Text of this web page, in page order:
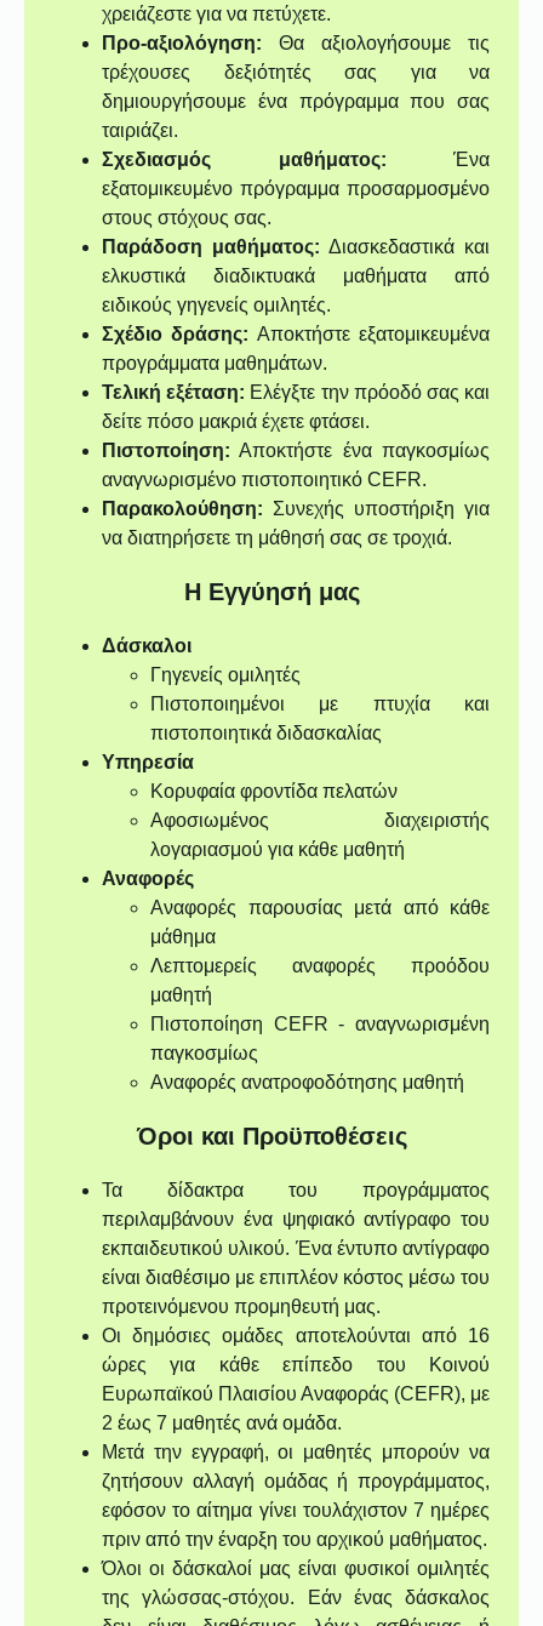
χρειάζεστε για να πετύχετε.
Προ-αξιολόγηση: Θα αξιολογήσουμε τις
τρέχουσες δεξιότητές σας για να
δημιουργήσουμε ένα πρόγραμμα που σας
ταιριάζει.
Σχεδιασμός μαθήματος: Ένα
εξατομικευμένο πρόγραμμα προσαρμοσμένο
στους στόχους σας.
Παράδοση μαθήματος: Διασκεδαστικά και
ελκυστικά διαδικτυακά μαθήματα από
ειδικούς γηγενείς ομιλητές.
Σχέδιο δράσης: Αποκτήστε εξατομικευμένα
προγράμματα μαθημάτων.
Τελική εξέταση: Ελέγξτε την πρόοδό σας και
δείτε πόσο μακριά έχετε φτάσει.
Πιστοποίηση: Αποκτήστε ένα παγκοσμίως
αναγνωρισμένο πιστοποιητικό CEFR.
Παρακολούθηση: Συνεχής υποστήριξη για
να διατηρήσετε τη μάθησή σας σε τροχιά.
Η Εγγύησή μας
Δάσκαλοι
Γηγενείς ομιλητές
Πιστοποιημένοι με πτυχία και
πιστοποιητικά διδασκαλίας
Υπηρεσία
Κορυφαία φροντίδα πελατών
Αφοσιωμένος διαχειριστής
λογαριασμού για κάθε μαθητή
Αναφορές
Αναφορές παρουσίας μετά από κάθε
μάθημα
Λεπτομερείς αναφορές προόδου
μαθητή
Πιστοποίηση CEFR - αναγνωρισμένη
παγκοσμίως
Αναφορές ανατροφοδότησης μαθητή
Όροι και Προϋποθέσεις
Τα δίδακτρα του προγράμματος
περιλαμβάνουν ένα ψηφιακό αντίγραφο του
εκπαιδευτικού υλικού. Ένα έντυπο αντίγραφο
είναι διαθέσιμο με επιπλέον κόστος μέσω του
προτεινόμενου προμηθευτή μας.
Οι δημόσιες ομάδες αποτελούνται από 16
ώρες για κάθε επίπεδο του Κοινού
Ευρωπαϊκού Πλαισίου Αναφοράς (CEFR), με
2 έως 7 μαθητές ανά ομάδα.
Μετά την εγγραφή, οι μαθητές μπορούν να
ζητήσουν αλλαγή ομάδας ή προγράμματος,
εφόσον το αίτημα γίνει τουλάχιστον 7 ημέρες
πριν από την έναρξη του αρχικού μαθήματος.
Όλοι οι δάσκαλοί μας είναι φυσικοί ομιλητές
της γλώσσας-στόχου. Εάν ένας δάσκαλος